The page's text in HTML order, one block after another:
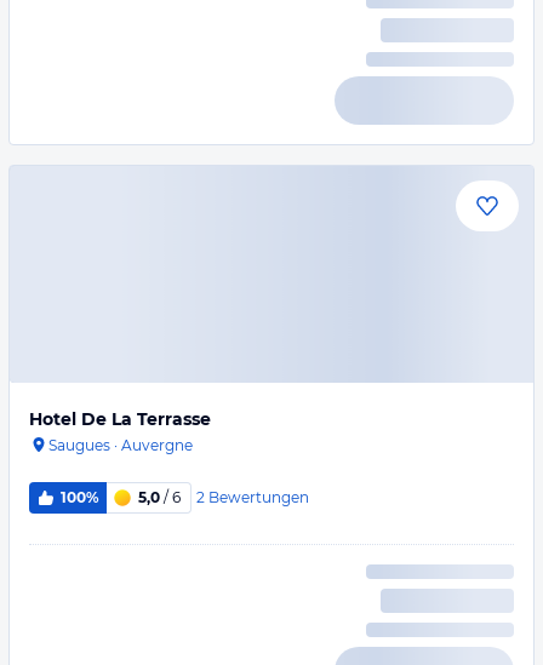
Hotel De La Terrasse
Saugues · Auvergne
100% 5,0 / 6 2 Bewertungen